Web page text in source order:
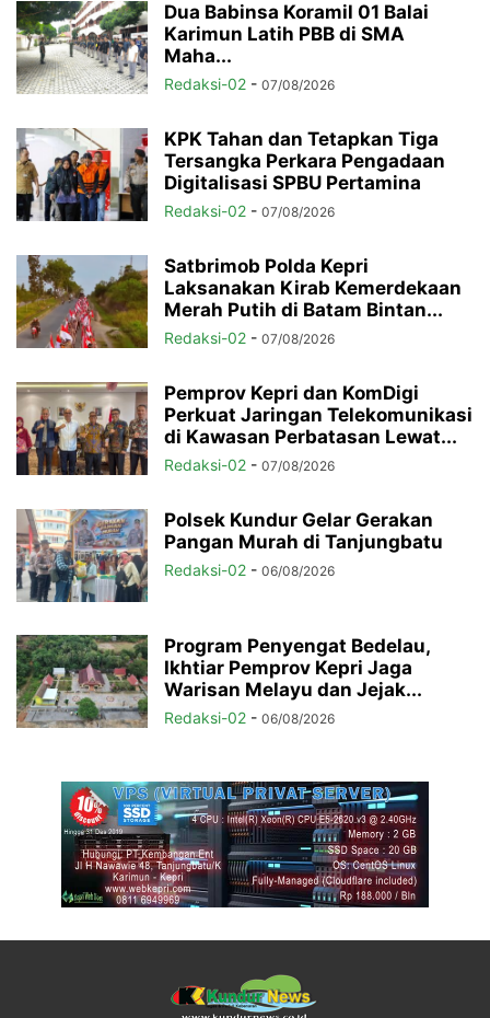
Dua Babinsa Koramil 01 Balai
Karimun Latih PBB di SMA
Maha...
Redaksi-02 - 07/08/2026
KPK Tahan dan Tetapkan Tiga
Tersangka Perkara Pengadaan
Digitalisasi SPBU Pertamina
Redaksi-02 - 07/08/2026
Satbrimob Polda Kepri
Laksanakan Kirab Kemerdekaan
Merah Putih di Batam Bintan...
Redaksi-02 - 07/08/2026
Pemprov Kepri dan KomDigi
Perkuat Jaringan Telekomunikasi
di Kawasan Perbatasan Lewat...
Redaksi-02 - 07/08/2026
Polsek Kundur Gelar Gerakan
Pangan Murah di Tanjungbatu
Redaksi-02 - 06/08/2026
Program Penyengat Bedelau,
Ikhtiar Pemprov Kepri Jaga
Warisan Melayu dan Jejak...
Redaksi-02 - 06/08/2026